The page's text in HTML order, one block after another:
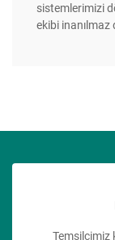
sistemlerimizi
ekibi inanılmaz
Temsilcimiz